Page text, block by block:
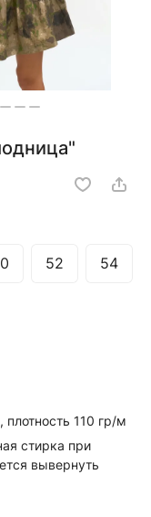
52 54
плотность 110 гр/м
стирка при
вывернуть